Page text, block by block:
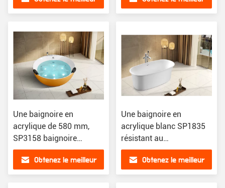
Une baignoire en
acrylique de 580 mm,
SP3158 baignoire
ergonomique.
Obtenez le meilleur
Une baignoire en
acrylique blanc SP1835
résistant au
jaunissement
Obtenez le meilleur